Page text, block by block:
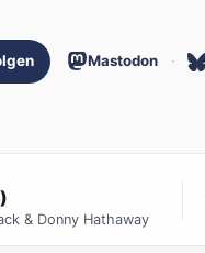
Mastodon
& Donny Hathaway